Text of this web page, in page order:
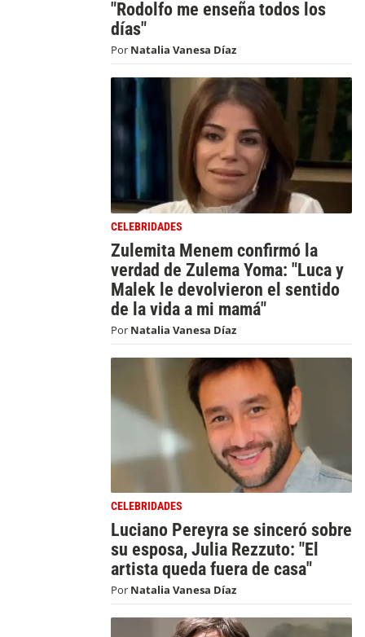
"Rodolfo me enseña todos los
días"
Por Natalia Vanesa Díaz
CELEBRIDADES
Zulemita Menem confirmó la
verdad de Zulema Yoma: "Luca y
Malek le devolvieron el sentido
de la vida a mi mamá"
Por Natalia Vanesa Díaz
CELEBRIDADES
Luciano Pereyra se sinceró sobre
su esposa, Julia Rezzuto: "El
artista queda fuera de casa"
Por Natalia Vanesa Díaz